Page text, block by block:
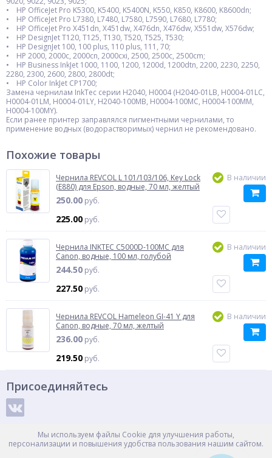
• HP OfficeJet Pro K5300, K5400, K5400N, K550, K850, K8600, K8600dn;
• HP OfficeJet Pro L7380, L7480, L7580, L7590, L7680, L7780;
• HP OfficeJet Pro X451dn, X451dw, X476dn, X476dw, X551dw, X576dw;
• HP DesignJet T120, T125, T130, T520, T525, T530;
• HP DesignJet 100, 100 plus, 110 plus, 111, 70;
• HP 2000, 2000c, 2000cn, 2000cxi, 2500, 2500c, 2500cm;
• HP Business InkJet 1000, 1100, 1200, 1200d, 1200dtn, 2200, 2230, 2250,
2280, 2300, 2600, 2800, 2800dt;
• HP Color InkJet CP1700;
Замена чернилам InkTec серии H2040, H0004 (H2040-01LB, H0004-01LC,
H0004-01LM, H0004-01LY, H2040-100MB, H0004-100MC, H0004-100MM,
H0004-100MY).
Если ранее принтер заправлялся пигментными чернилами, то
применение водных (водорастворимых) чернил не рекомендовано.
Похожие товары
Чернила REVCOL L 101/103/106, Key Lock
(E880) для Epson, водные, 70 мл, желтый
250.00 руб.
225.00 руб.
В наличии
Чернила INKTEC C5000D-100MC для
Canon, водные, 100 мл, голубой
244.50 руб.
227.50 руб.
В наличии
Чернила REVCOL Hameleon GI-41 Y для
Canon, водные, 70 мл, желтый
236.00 руб.
219.50 руб.
В наличии
Мы используем файлы Cookie для улучшения работы,
персонализации и повышения удобства пользования нашим сайтом.
Присоединяйтесь
Способы оплаты